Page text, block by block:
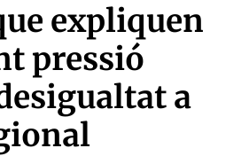
expliquen
pressió
a